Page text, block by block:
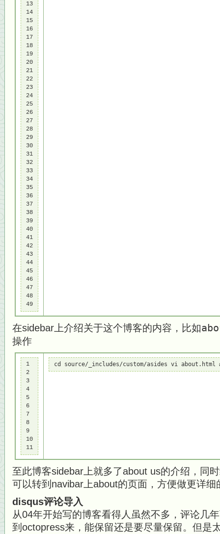
13
14
15
16
17
18
19
20
21
22
23
24
25
26
27
28
29
30
31
32
33
34
35
36
37
38
39
40
41
42
43
44
45
46
47
48
49
在sidebar上介绍关于这个博客的内容，比如
操作
1
2
3
4
5
6
7
8
9
10
11
cd source/_includes/custom/asides vi about.html #
至此博客sidebar上就多了about us的介绍，同
可以转到navibar上about的页面，方便做更详细
disqus评论导入
从04年开始写的博客看得人虽然不多，评论几
到octopress来，能保留还是要尽量保留。但是